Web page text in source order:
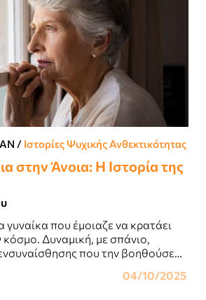
/ Ιστορίες Ψυχικής Ανθεκτικότητας
στην Άνοια: Η Ιστορία της
που έμοιαζε να κρατάει
κόσμο. Δυναμική, με σπάνιο,
που την βοηθούσε
04/10/2025